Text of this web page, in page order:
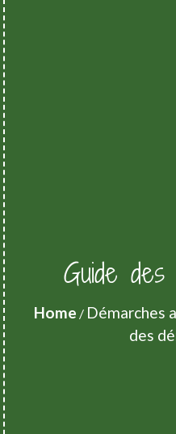
Guide
Home / Démarches
des